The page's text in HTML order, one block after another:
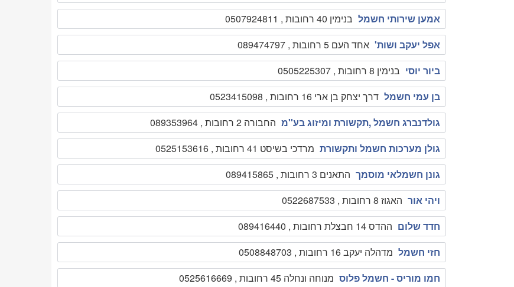
אמען שירותי חשמל בנימין 40 רחובות , 0507924811
אפל יעקב ושות' אחד העם 5 רחובות , 089474797
ביור יוסי בנימין 8 רחובות , 0505225307
בן עמי חשמל דרך יצחק בן ארי 16 רחובות , 0523415098
גולדנברג חשמל ,תקשורת ומיזוג בע''מ החבורה 2 רחובות , 089353964
גולן מערכות חשמל ותקשורת מרדכי בשיסט 41 רחובות , 0525153616
גונן חשמלאי מוסמך התאנים 3 רחובות , 089415865
ויהי אור האגוז 8 רחובות , 0522687533
חדד שלום ההדס 14 חבצלת רחובות , 089416440
חזי חשמל מדהלה יעקב 16 רחובות , 0508848703
חמו מוריס - חשמל פלוס מנוחה ונחלה 45 רחובות , 0525616669